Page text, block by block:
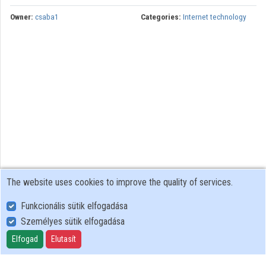
Owner: csaba1 Categories: Internet technology
User Policy
Adatkezelési tájékoztató (en)
Cookie Policy
The website uses cookies to improve the quality of services.
Funkcionális sütik elfogadása
Személyes sütik elfogadása
Elfogad Elutasít